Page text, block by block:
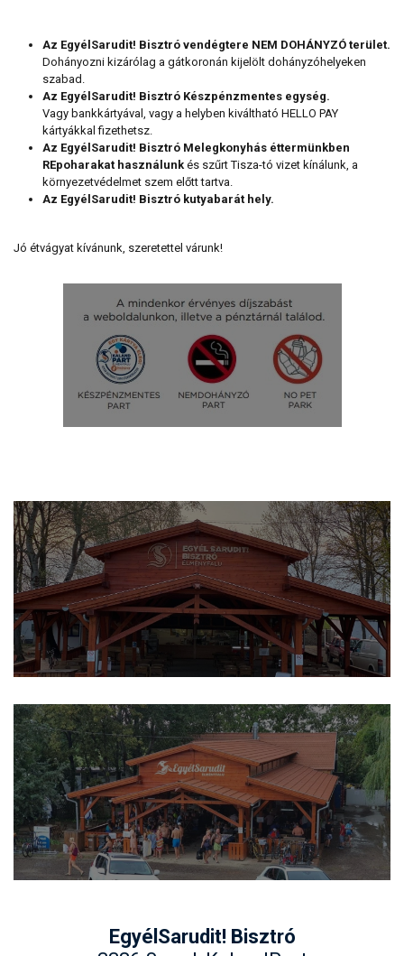
Az EgyélSarudit! Bisztró vendégtere NEM DOHÁNYZÓ terület.
Dohányozni kizárólag a gátkoronán kijelölt dohányzóhelyeken
szabad.
Az EgyélSarudit! Bisztró Készpénzmentes egység.
Vagy bankkártyával, vagy a helyben kiváltható HELLO PAY
kártyákkal fizethetsz.
Az EgyélSarudit! Bisztró Melegkonyhás éttermünkben
REpoharakat használunk és szűrt Tisza-tó vizet kínálunk, a
környezetvédelmet szem előtt tartva.
Az EgyélSarudit! Bisztró kutyabarát hely.
Jó étvágyat kívánunk, szeretettel várunk!
EgyélSarudit! Bisztró